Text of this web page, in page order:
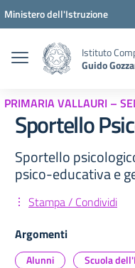
Vai ai contenuti
Vai al menu di navigazione
Vai al footer
Ministero dell'Istruzione
Istituto
Guido
PRIMARIA VALLAURI –
Sportello
Sportello
psico-educativa e
Stampa / Condividi
Argomenti
Alunni Scuola